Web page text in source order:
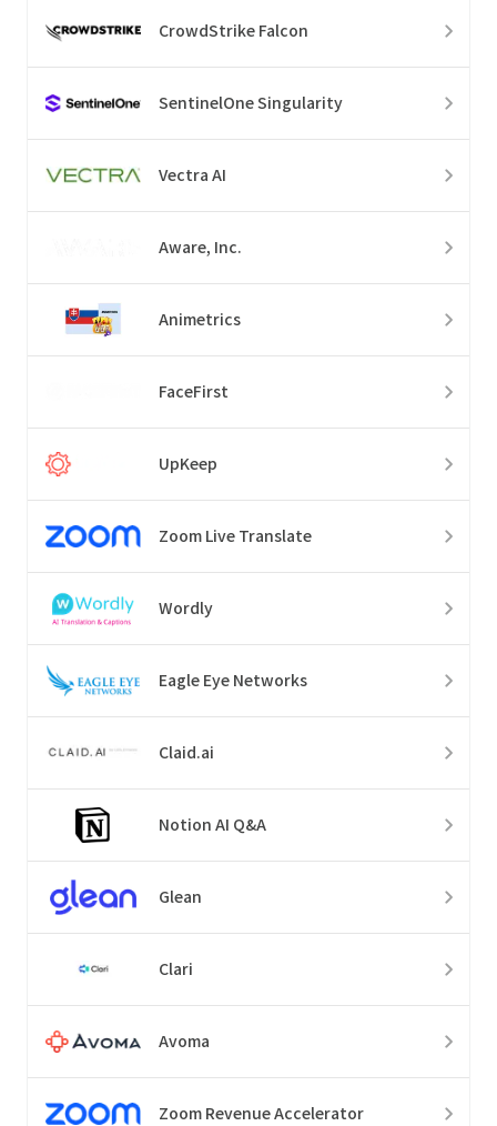
CrowdStrike Falcon
SentinelOne Singularity
Vectra AI
Aware, Inc.
Animetrics
FaceFirst
UpKeep
Zoom Live Translate
Wordly
Eagle Eye Networks
Claid.ai
Notion AI Q&A
Glean
Clari
Avoma
Zoom Revenue Accelerator